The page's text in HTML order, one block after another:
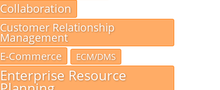
Collaboration
Customer Relationship
Management
E-Commerce
ECM/DMS
Enterprise Resource